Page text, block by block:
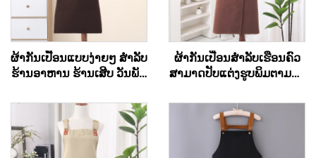
ຜ້າກັນເປື້ອນແບບງ່າຍໆ ສຳລັບ
ຮ້ານອາຫານ ຮ້ານເສີບ ວັນພັກ
ສາມາດສັ່ງທຳໄດ້ ຖືກ ແລະ
ອິນຊີ
ຜ້າກັນເປື່ອນສຳລັບເຮືອນຄົວ
ສາມາດປັບແຕ່ງຮູບພິມຕາມໃຈ
ອາຫານ ໂດຍເຕັກນິກ
sublimation, ມີຄວາມກັນນ້ຳ
ໄດ້ ແລະ ມີຊື່ຍີ່ຫໍ້ຕາມໃຈ
ສຳລັບຜູ້ໃຫຍ່ ຜ້າກັນເປື່ອນທີ່